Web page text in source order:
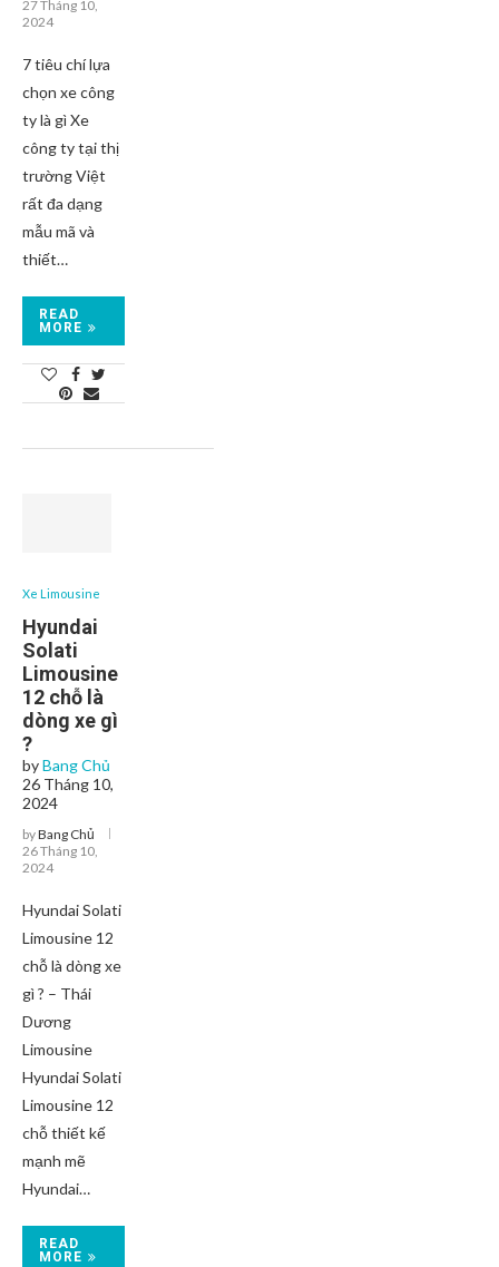
27 Tháng 10,
2024
7 tiêu chí lựa
chọn xe công
ty là gì Xe
công ty tại thị
trường Việt
rất đa dạng
mẫu mã và
thiết…
READ
MORE
Xe Limousine
Hyundai
Solati
Limousine
12 chỗ là
dòng xe gì
?
byBang Chủ
26 Tháng 10,
2024
byBang Chủ
26 Tháng 10,
2024
Hyundai Solati
Limousine 12
chỗ là dòng xe
gì ? – Thái
Dương
Limousine
Hyundai Solati
Limousine 12
chỗ thiết kế
mạnh mẽ
Hyundai…
READ
MORE